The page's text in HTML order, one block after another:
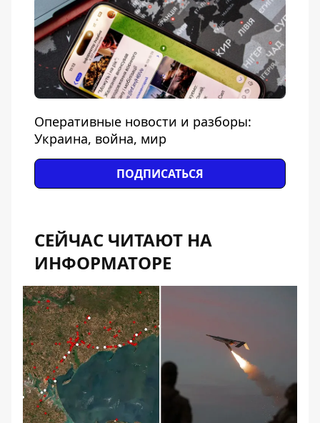
Оперативные новости и разборы:
Украина, война, мир
ПОДПИСАТЬСЯ
СЕЙЧАС ЧИТАЮТ НА
ИНФОРМАТОРЕ